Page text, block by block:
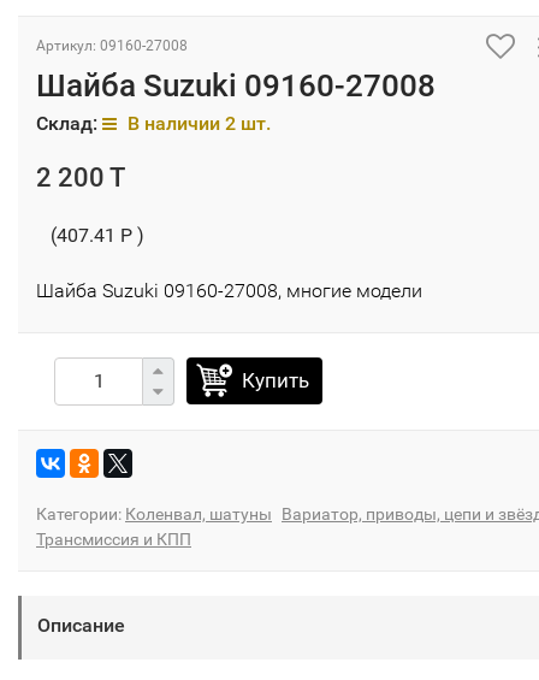
Артикул: 09160-27008
Шайба Suzuki 09160-27008
Склад: В наличии 2 шт.
2 200 T
(407.41 P )
Шайба Suzuki 09160-27008, многие модели
Купить
Категории: Коленвал, шатуны
Вариатор, приводы, цепи и
Трансмиссия и КПП
Описание